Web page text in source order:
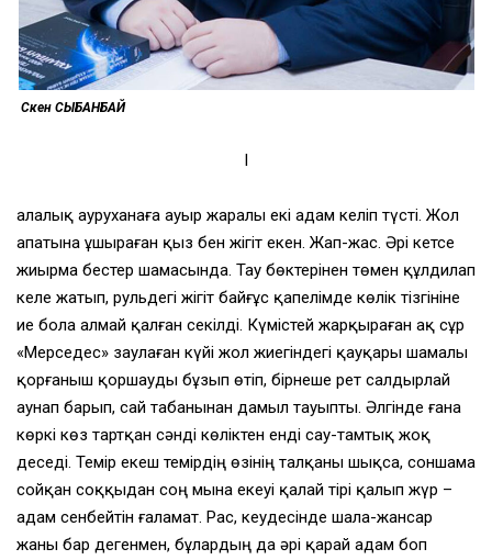
Сәкен СЫБАНБАЙ
І
Қалалық ауруханаға ауыр жаралы екі адам келіп түсті. Жол
апатына ұшыраған қыз бен жігіт екен. Жап-жас. Әрі кетсе
жиырма бестер шамасында. Тау бөктерінен төмен құлдилап
келе жатып, рульдегі жігіт байғұс қапелімде көлік тізгініне
ие бола алмай қалған секілді. Күмістей жарқыраған ақ сұр
«Мерседес» заулаған күйі жол жиегіндегі қауқары шамалы
қорғаныш қоршауды бұзып өтіп, бірнеше рет салдырлай
аунап барып, сай табанынан дамыл тауыпты. Әлгінде ғана
көркі көз тартқан сәнді көліктен енді сау-тамтық жоқ
деседі. Темір екеш темірдің өзінің талқаны шықса, соншама
сойқан соққыдан соң мына екеуі қалай тірі қалып жүр –
адам сенбейтін ғаламат. Рас, кеудесінде шала-жансар
жаны бар дегенмен, бұлардың да әрі қарай адам боп